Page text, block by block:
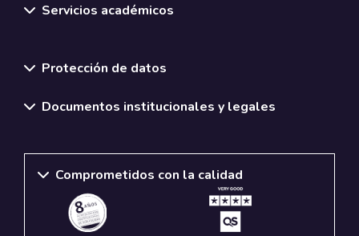
Servicios académicos
Protección de datos
Documentos institucionales y legales
Comprometidos con la calidad